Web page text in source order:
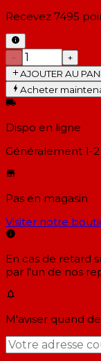
Recevez 7495
−
+
AJOUTER AU
Acheter
Dispo en ligne
Généralement 1-
Pas en magasin
Visiter notre
En cas de retard
par l'un de nos
M'aviser quand